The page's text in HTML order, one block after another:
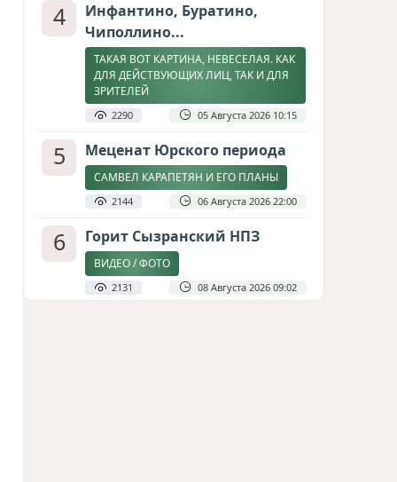
4
Инфантино, Буратино,
Чиполлино...
ТАКАЯ ВОТ КАРТИНА, НЕВЕСЕЛАЯ. КАК
ДЛЯ ДЕЙСТВУЮЩИХ ЛИЦ, ТАК И ДЛЯ
ЗРИТЕЛЕЙ
2290 05 Августа 2026 10:15
5 Меценат Юрского периода
САМВЕЛ КАРАПЕТЯН И ЕГО ПЛАНЫ
2144 06 Августа 2026 22:00
6 Горит Сызранский НПЗ
ВИДЕО / ФОТО
2131 08 Августа 2026 09:02